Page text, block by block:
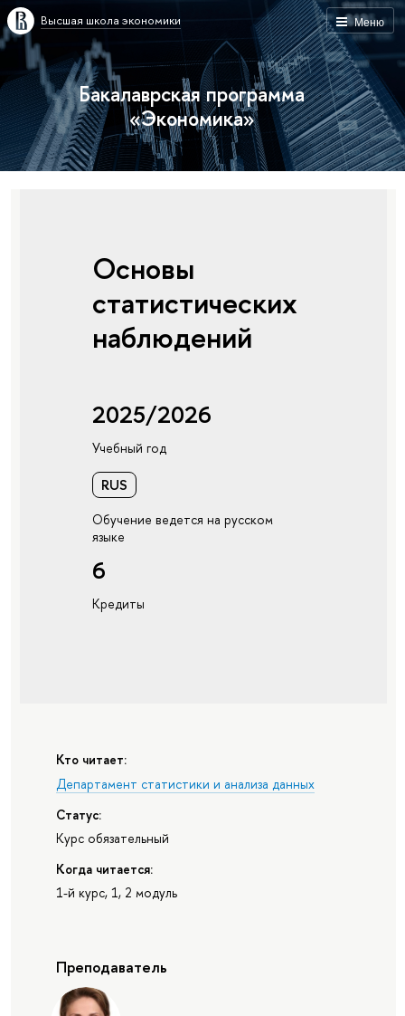
Меню
Высшая школа экономики
Бакалаврская программа
«Экономика»
Основы
статистических
наблюдений
2025/2026
Учебный год
RUS
Обучение ведется на русском
языке
6
Кредиты
Кто читает:
Департамент статистики и анализа данных
Статус:
Курс обязательный
Когда читается:
1-й курс, 1, 2 модуль
Преподаватель